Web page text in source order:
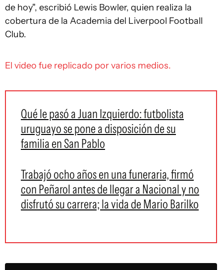
de hoy", escribió Lewis Bowler, quien realiza la
cobertura de la Academia del Liverpool Football
Club.
El video fue replicado por varios medios.
Qué le pasó a Juan Izquierdo: futbolista
uruguayo se pone a disposición de su
familia en San Pablo
Trabajó ocho años en una funeraria, firmó
con Peñarol antes de llegar a Nacional y no
disfrutó su carrera; la vida de Mario Barilko